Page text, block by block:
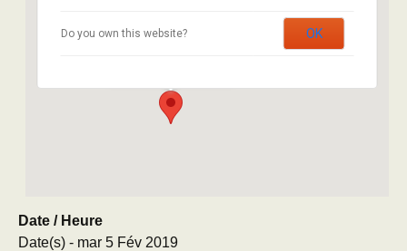
Brillat Savarin
Do you own this website? OK
Date / Heure
Date(s) - mar 5 Fév 2019